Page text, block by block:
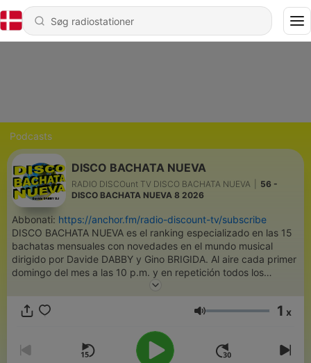
Podcasts
DISCO BACHATA NUEVA
RADIO DISCOunt TV DISCO BACHATA NUEVA
56 -
DISCO BACHATA NUEVA 8 2026
Abbonati: https://anchor.fm/radio-discount-tv/subscribe
DISCO BACHATA NUEVA es el ranking especializado en las 15
bachatas mensuales con novedades en el mundo musical
dirigido por Davide DABBY y Gino BRIGIDA. Al aire cada primer
domingo del mes a las 10 p.m. y en repetición todos los
sábados y domingos a las 10 p.m. #swisstime. DISCO
mensili con le novità nel mondo musicale condotto da Davide
alle ore 22 ed in replay ogni sabato e domenica semore alle ore
22 #swisstime. DISCO BACHATA NUEVA is the chart
Lydstyrke 1 x